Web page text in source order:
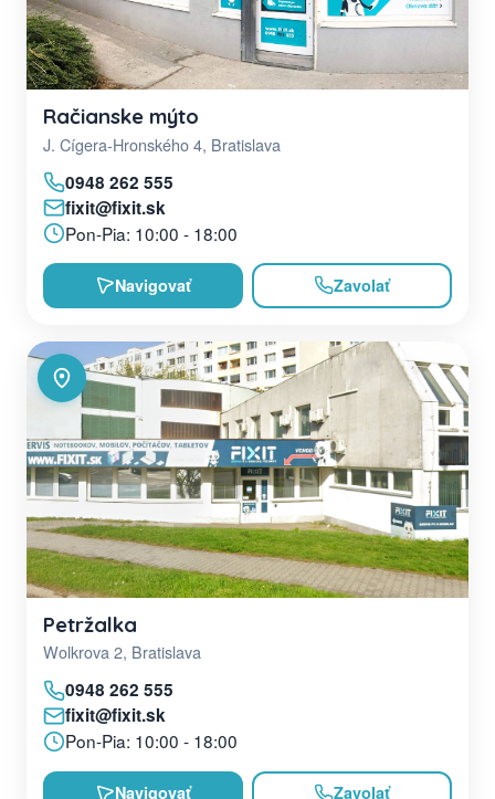
Račianske mýto
J. Cígera-Hronského 4, Bratislava
0948 262 555
fixit@fixit.sk
Pon-Pia: 10:00 - 18:00
Navigovať Zavolať
Petržalka
Wolkrova 2, Bratislava
0948 262 555
fixit@fixit.sk
Pon-Pia: 10:00 - 18:00
Navigovať Zavolať